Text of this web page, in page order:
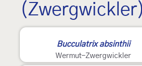
(Zwergwickler)
Bucculatrix absinthii
Wermut-Zwergwickler